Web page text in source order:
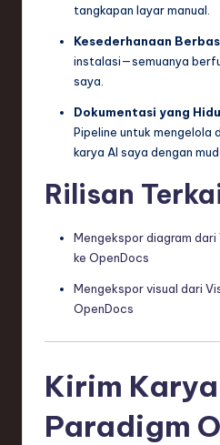
tangkapan layar manual.
Kesederhanaan
instalasi—semuanya
saya.
Dokumentasi yang
Pipeline untuk mengelola
karya AI saya dengan
Rilisan
Mengekspor diagram
ke OpenDocs
Mengekspor visual dari
OpenDocs
Kirim
Paradigm